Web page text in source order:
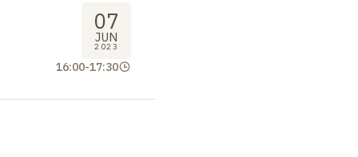
07
JUN
2023
16:00-17:30